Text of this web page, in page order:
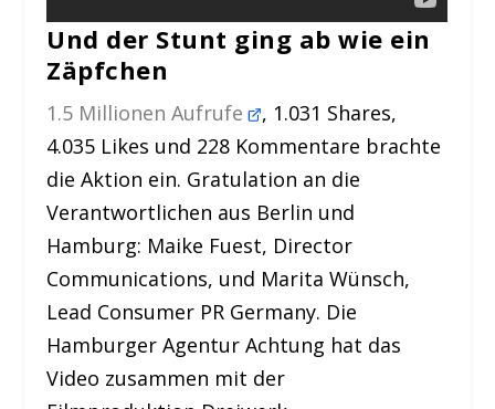
Und der Stunt ging ab wie ein
Zäpfchen
1.5 Millionen Aufrufe , 1.031 Shares,
4.035 Likes und 228 Kommentare brachte
die Aktion ein. Gratulation an die
Verantwortlichen aus Berlin und
Hamburg: Maike Fuest, Director
Communications, und Marita Wünsch,
Lead Consumer PR Germany. Die
Hamburger Agentur Achtung hat das
Video zusammen mit der